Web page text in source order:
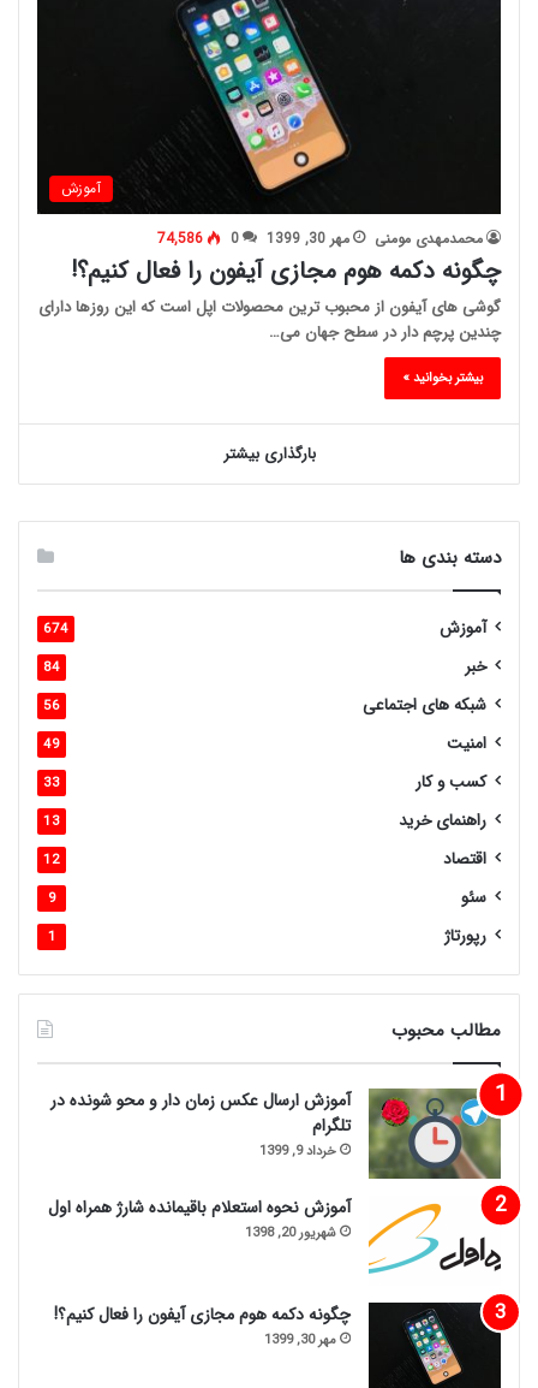
آموزش
محمدمهدی مومنی مهر 30, 1399 0
74,586
چگونه دکمه هوم مجازی آیفون را فعال کنیم؟!
گوشی های آیفون از محبوب ترین محصولات اپل است که این روزها دارای
چندین پرچم دار در سطح جهان می…
بیشتر بخوانید »
بارگذاری بیشتر
دسته بندی ها
آموزش 674
خبر 84
شبکه های اجتماعی 56
امنیت 49
کسب و کار 33
راهنمای خرید 13
اقتصاد 12
سئو 9
رپورتاژ 1
مطالب محبوب
آموزش ارسال عکس زمان دار و محو شونده در
تلگرام
خرداد 9, 1399
آموزش نحوه استعلام باقیمانده شارژ همراه اول
شهریور 20, 1398
چگونه دکمه هوم مجازی آیفون را فعال کنیم؟!
مهر 30, 1399